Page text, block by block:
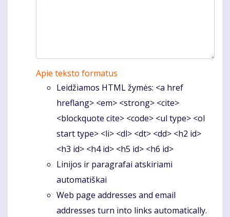
Apie teksto formatus
Leidžiamos HTML žymės: <a href
hreflang> <em> <strong> <cite>
<blockquote cite> <code> <ul type> <ol
start type> <li> <dl> <dt> <dd> <h2 id>
<h3 id> <h4 id> <h5 id> <h6 id>
Linijos ir paragrafai atskiriami
automatiškai
Web page addresses and email
addresses turn into links automatically.